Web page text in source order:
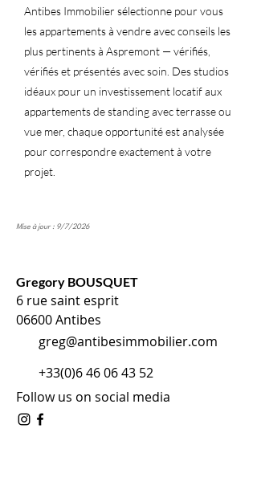
Antibes Immobilier sélectionne pour vous
les appartements à vendre avec conseils les
plus pertinents à Aspremont — vérifiés,
vérifiés et présentés avec soin. Des studios
idéaux pour un investissement locatif aux
appartements de standing avec terrasse ou
vue mer, chaque opportunité est analysée
pour correspondre exactement à votre
projet.
Mise à jour : 9/7/2026
Gregory BOUSQUET
6 rue saint esprit
06600 Antibes
greg@antibesimmobilier.com
+33(0)6 46 06 43 52
Follow us on social media